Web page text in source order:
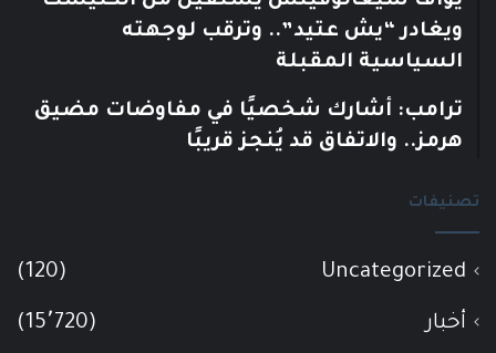
ويغادر “يش عتيد”.. وترقب لوجهته
السياسية المقبلة
ترامب: أشارك شخصيًا في مفاوضات مضيق
هرمز.. والاتفاق قد يُنجز قريبًا
تصنيفات
Uncategorized
(120)
أخبار (15٬720)